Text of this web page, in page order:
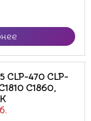
CLP-470 CLP-
C1860,